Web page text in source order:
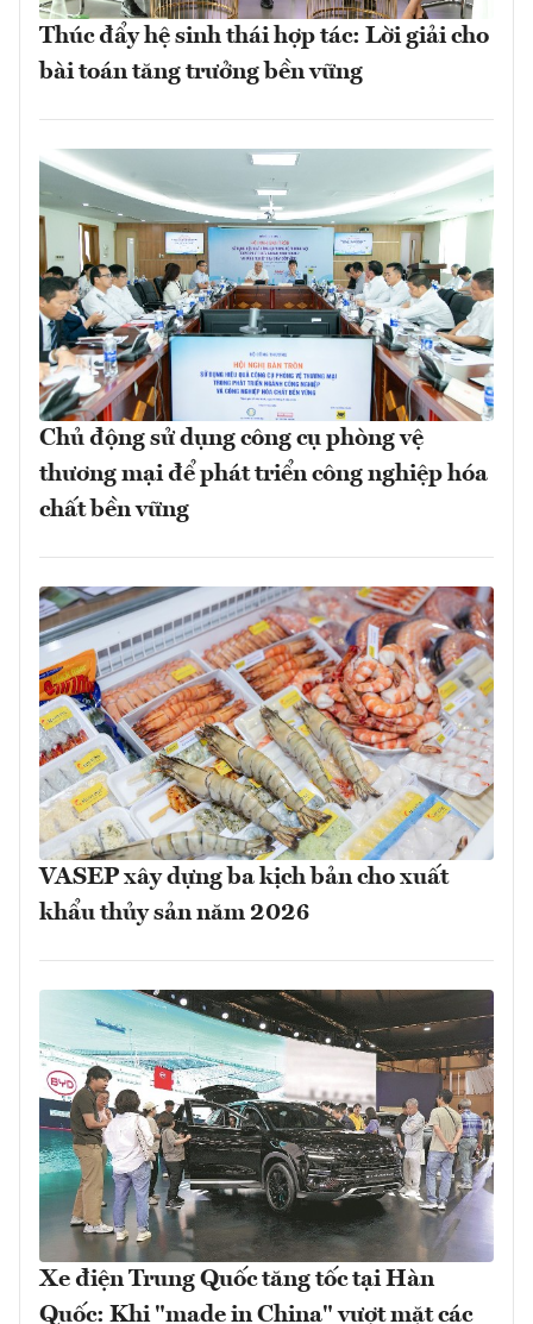
Thúc đẩy hệ sinh thái hợp tác: Lời giải cho
bài toán tăng trưởng bền vững
Chủ động sử dụng công cụ phòng vệ
thương mại để phát triển công nghiệp hóa
chất bền vững
VASEP xây dựng ba kịch bản cho xuất
khẩu thủy sản năm 2026
Xe điện Trung Quốc tăng tốc tại Hàn
Quốc: Khi "made in China" vượt mặt các